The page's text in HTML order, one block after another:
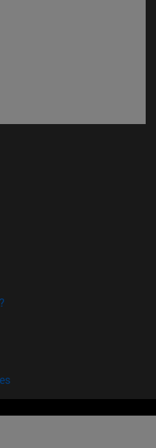
ventana)
en nueva ventana)
en nueva ventana)